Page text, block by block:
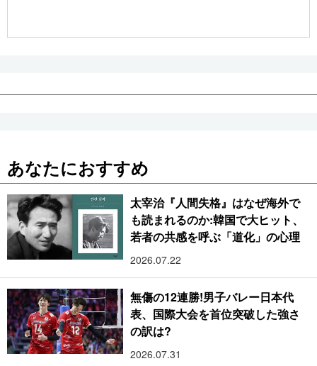
あなたにおすすめ
太宰治『人間失格』はなぜ海外で
も読まれるのか:韓国で大ヒット、
若者の共感を呼ぶ「道化」の心理
2026.07.22
無傷の12連勝!男子バレー日本代
表、国際大会を首位突破した強さ
の訳は?
2026.07.31